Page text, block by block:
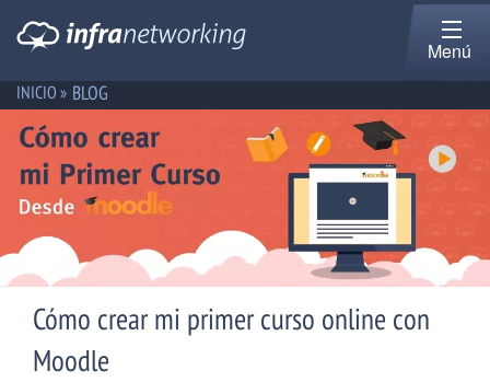
Menú
INICIO » BLOG
Cómo crear mi primer curso online con
Moodle